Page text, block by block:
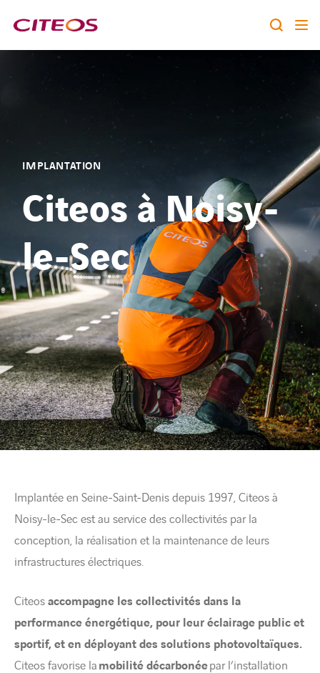
Nous rejoindre
Contact
twitterlinkedinyoutube
IMPLANTATION
Citeos à Noisy-
le-Sec
Implantée en Seine-Saint-Denis depuis 1997, Citeos à
Noisy-le-Sec est au service des collectivités par la
conception, la réalisation et la maintenance de leurs
infrastructures électriques.
Citeosaccompagne les collectivités dans la
performance énergétique, pour leur éclairage public et
sportif, et en déployant des solutions photovoltaïques.
Citeos favorise lamobilité décarbonéepar l’installation